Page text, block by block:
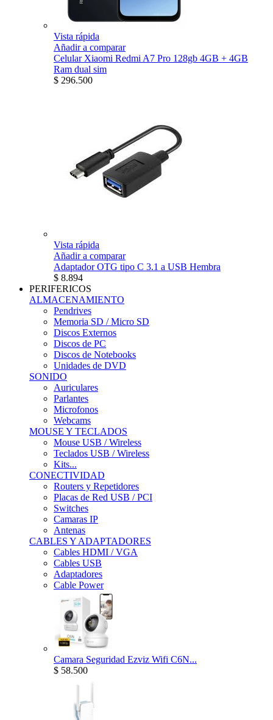
Vista rápida
Añadir a comparar
Celular Xiaomi Redmi A7 Pro 128gb 4GB + 4GB
Ram dual sim
$ 296.500
Vista rápida
Añadir a comparar
Adaptador OTG tipo C 3.1 a USB Hembra
$ 8.894
PERIFERICOS
ALMACENAMIENTO
Pendrives
Memoria SD / Micro SD
Discos Externos
Discos de PC
Discos de Notebooks
Unidades de DVD
SONIDO
Auriculares
Parlantes
Microfonos
Webcams
MOUSE Y TECLADOS
Mouse USB / Wireless
Teclados USB / Wireless
Kits...
CONECTIVIDAD
Routers y Repetidores
Placas de Red USB / PCI
Switches
Camaras IP
Antenas
CABLES Y ADAPTADORES
Cables HDMI / VGA
Cables USB
Adaptadores
Cable Power
Camara Seguridad Ezviz Wifi C6N...
$ 58.500